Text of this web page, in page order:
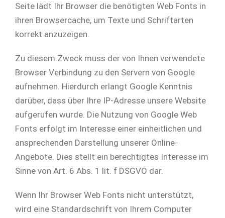
Seite lädt Ihr Browser die benötigten Web Fonts in
ihren Browsercache, um Texte und Schriftarten
korrekt anzuzeigen.
Zu diesem Zweck muss der von Ihnen verwendete
Browser Verbindung zu den Servern von Google
aufnehmen. Hierdurch erlangt Google Kenntnis
darüber, dass über Ihre IP-Adresse unsere Website
aufgerufen wurde. Die Nutzung von Google Web
Fonts erfolgt im Interesse einer einheitlichen und
ansprechenden Darstellung unserer Online-
Angebote. Dies stellt ein berechtigtes Interesse im
Sinne von Art. 6 Abs. 1 lit. f DSGVO dar.
Wenn Ihr Browser Web Fonts nicht unterstützt,
wird eine Standardschrift von Ihrem Computer